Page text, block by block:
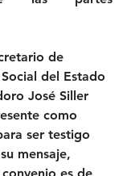
de
del Estado
José Siller
como
ser testigo
mensaje,